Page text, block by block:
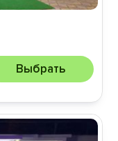
Выбрать